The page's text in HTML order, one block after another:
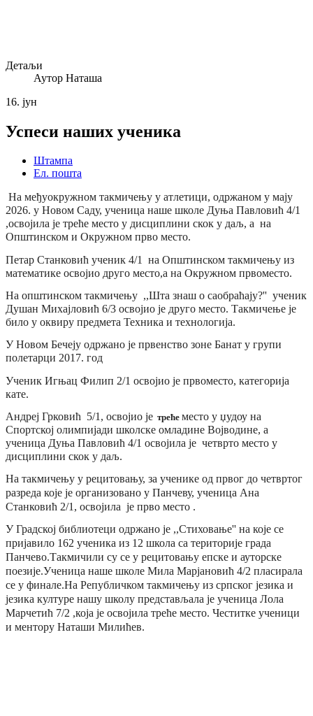
Детаљи
Аутор Наташа
16. јун
Успеси наших ученика
Штампа
Ел. пошта
На међуокружном такмичењу у атлетици, одржаном у мају
2026. у Новом Саду, ученица наше школе Дуња Павловић 4/1
,освојила је треће место у дисциплини скок у даљ, а на
Општинском и Окружном прво место.
Петар Станковић ученик 4/1 на Општинском такмичењу из
математике освојио друго место,а на Окружном првоместо.
На општинском такмичењу ,,Шта знаш о саобраћају?'' ученик
Душан Михајловић 6/3 освојио је друго место. Такмичење је
било у оквиру предмета Техника и технологија.
У Новом Бечеју одржано је првенство зоне Банат у групи
полетарци 2017. год
Ученик Игњац Филип 2/1 освојио је првоместо, категорија
кате.
Андреј Грковић 5/1, освојио је треће место у џудоу на
Спортској олимпијади школске омладине Војводине, а
ученица Дуња Павловић 4/1 освојила је четврто место у
дисциплини скок у даљ.
На такмичењу у рецитовању, за ученике од првог до четвртог
разреда које је организовано у Панчеву, ученица Ана
Станковић 2/1, освојила је прво место .
У Градској библиотеци одржано је ,,Стиховање'' на које се
пријавило 162 ученика из 12 школа са територије града
Панчево.Такмичили су се у рецитовању епске и ауторске
поезије.Ученица наше школе Мила Марјановић 4/2 пласирала
се у финале.На Републичком такмичењу из српског језика и
језика културе нашу школу представљала је ученица Лола
Марчетић 7/2 ,која је освојила треће место. Честитке ученици
и ментору Наташи Милићев.